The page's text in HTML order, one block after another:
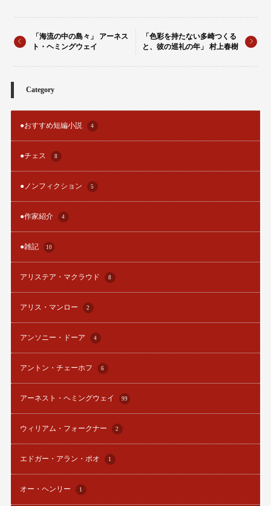
「海流の中の島々」 アーネス
ト・ヘミングウェイ
「色彩を持たない多崎つくる
と、彼の巡礼の年」 村上春樹
Category
●おすすめ短編小説 4
●チェス 8
●ノンフィクション 5
●作家紹介 4
●雑記 10
アリステア・マクラウド 8
アリス・マンロー 2
アンソニー・ドーア 4
アントン・チェーホフ 6
アーネスト・ヘミングウェイ 99
ウィリアム・フォークナー 2
エドガー・アラン・ポオ 1
オー・ヘンリー 1